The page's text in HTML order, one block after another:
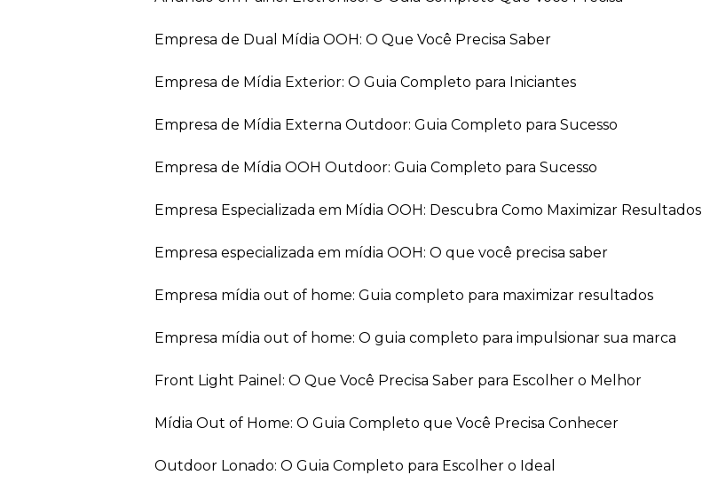
Empresa de Dual Mídia OOH: O Que Você Precisa Saber
Empresa de Mídia Exterior: O Guia Completo para Iniciantes
Empresa de Mídia Externa Outdoor: Guia Completo para Sucesso
Empresa de Mídia OOH Outdoor: Guia Completo para Sucesso
Empresa Especializada em Mídia OOH: Descubra Como Maximizar Resultados
Empresa especializada em mídia OOH: O que você precisa saber
Empresa mídia out of home: Guia completo para maximizar resultados
Empresa mídia out of home: O guia completo para impulsionar sua marca
Front Light Painel: O Que Você Precisa Saber para Escolher o Melhor
Mídia Out of Home: O Guia Completo que Você Precisa Conhecer
Outdoor Lonado: O Guia Completo para Escolher o Ideal